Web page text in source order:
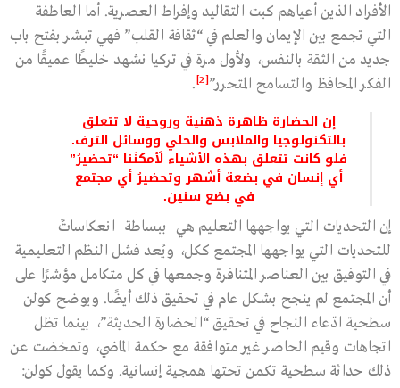
الأفراد الذين أعياهم كبت التقاليد وإفراط العصرية. أما العاطفة
التي تجمع بين الإيمان والعلم في “ثقافة القلب” فهي تبشر بفتح باب
جديد من الثقة بالنفس، ولأول مرة في تركيا نشهد خليطًا عميقًا من
الفكر المحافظ والتسامح المتحرر”[2]
.
إن الحضارة ظاهرة ذهنية وروحية لا تتعلق
بالتكنولوجيا والملابس والحلي ووسائل الترف.
فلو كانت تتعلق بهذه الأشياء لَأمكنَنا “تحضيرُ”
أي إنسان في بضعة أشهر وتحضيرُ أي مجتمع
في بضع سنين.
إن التحديات التي يواجهها التعليم هي -ببساطة- انعكاساتٌ
للتحديات التي يواجهها المجتمع ككل، ويُعد فشل النظم التعليمية
في التوفيق بين العناصر المتنافرة وجمعها في كل متكامل مؤشرًا على
أن المجتمع لم ينجح بشكل عام في تحقيق ذلك أيضًا. ويوضح كولن
سطحية ادّعاء النجاح في تحقيق “الحضارة الحديثة”، بينما تظل
اتجاهات وقيم الحاضر غير متوافقة مع حكمة الماضي، وتمخضت عن
ذلك حداثة سطحية تكمن تحتها همجية إنسانية. وكما يقول كولن: